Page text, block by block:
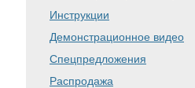
Инструкции
Демонстрационное видео
Спецпредложения
Распродажа